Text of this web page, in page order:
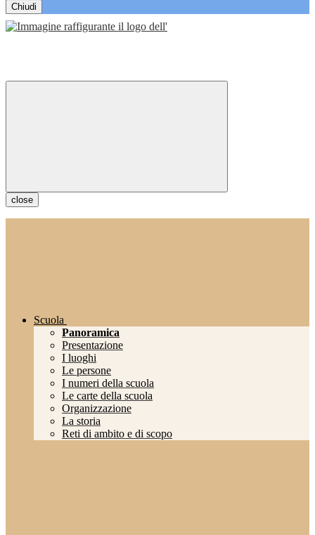
Chiudi
close
Scuola
Panoramica
Presentazione
I luoghi
Le persone
I numeri della scuola
Le carte della scuola
Organizzazione
La storia
Reti di ambito e di scopo